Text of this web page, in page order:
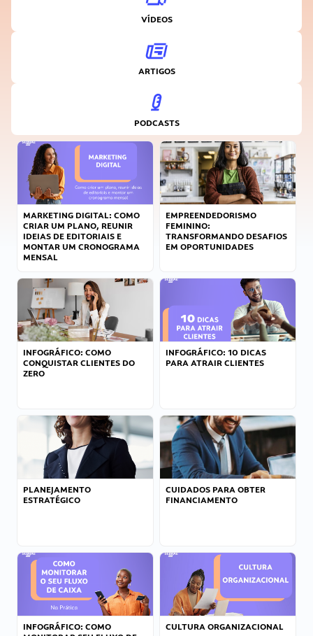
VÍDEOS
ARTIGOS
PODCASTS
MARKETING DIGITAL: COMO
CRIAR UM PLANO, REUNIR
IDEIAS DE EDITORIAIS E
MONTAR UM CRONOGRAMA
MENSAL
EMPREENDEDORISMO
FEMININO:
TRANSFORMANDO DESAFIOS
EM OPORTUNIDADES
INFOGRÁFICO: COMO
CONQUISTAR CLIENTES DO
ZERO
INFOGRÁFICO: 10 DICAS
PARA ATRAIR CLIENTES
PLANEJAMENTO
ESTRATÉGICO
CUIDADOS PARA OBTER
FINANCIAMENTO
INFOGRÁFICO: COMO
CULTURA ORGANIZACIONAL